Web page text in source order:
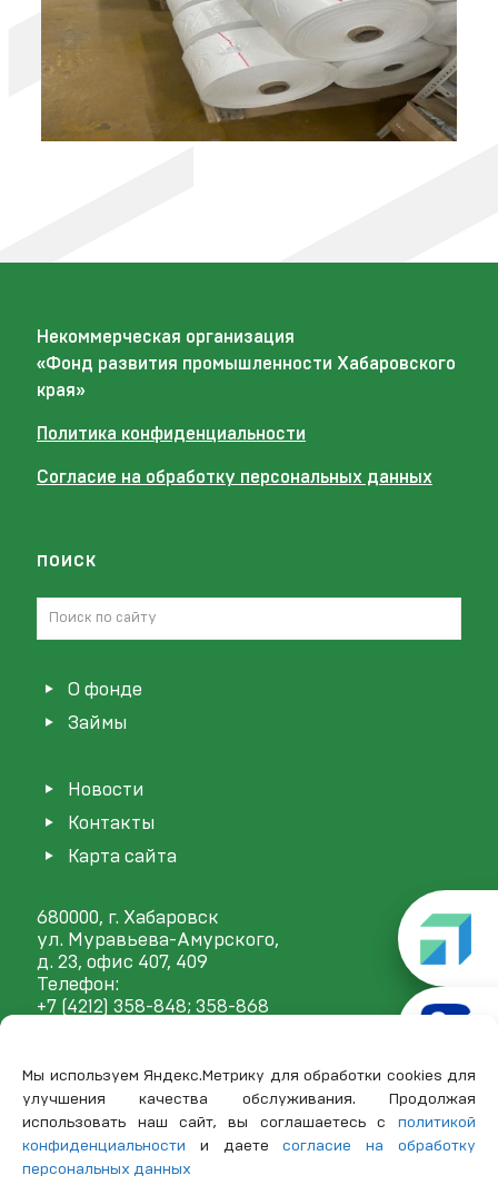
Мы используем Яндекс.Метрику для обработки cookies для
улучшения качества обслуживания. Продолжая
использовать наш сайт, вы соглашаетесь с политикой
конфиденциальности и даетесогласие на обработку
персональных данных
Некоммерческая организация
«Фонд развития промышленности Хабаровского
края»
Политика конфиденциальности
Согласие на обработку персональных данных
поиск
О фонде
Займы
Новости
Контакты
Карта сайта
680000, г. Хабаровск
ул. Муравьева-Амурского,
д. 23, офис 407, 409
Телефон:
+7 (4212) 358-848; 358-868